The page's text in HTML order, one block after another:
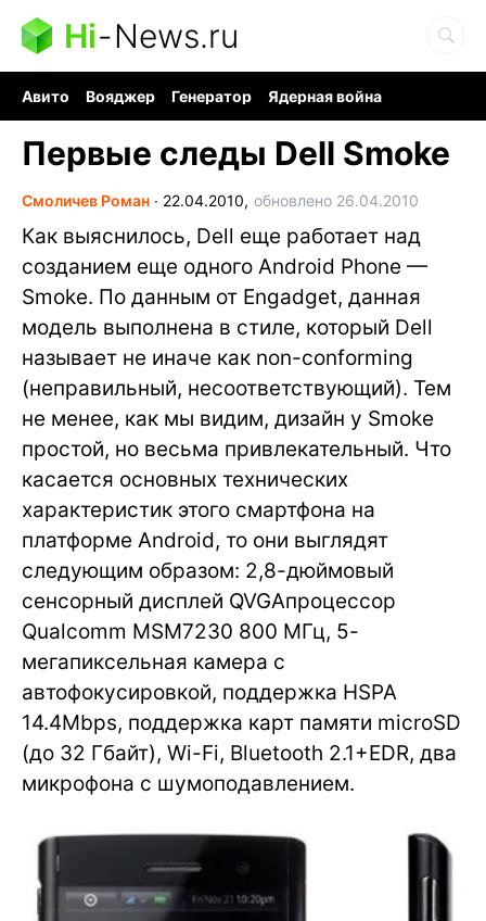
Hi-News.ru
Авито Вояджер Генератор
Ядерная война
Первые следы Dell Smoke
Смоличев Роман ∙ 22.04.2010, обновлено 26.04.2010
Как выяcнилось, Dell еще работает над
созданием еще одного Android Phone —
Smoke. По данным от Engadget, данная
модель выполнена в стиле, который Dell
называет не иначе как non-conforming
(неправильный, несоответствующий). Тем
не менее, как мы видим, дизайн у Smoke
простой, но весьма привлекательный. Что
касается основных технических
характеристик этого смартфона на
платформе Android, то они выглядят
следующим образом: 2,8-дюймовый
сенсорный дисплей QVGAпроцессор
Qualcomm MSM7230 800 МГц, 5-
мегапиксельная камера с
автофокусировкой, поддержка HSPA
14.4Mbps, поддержка карт памяти microSD
(до 32 Гбайт), Wi-Fi, Bluetooth 2.1+EDR, два
микрофона с шумоподавлением.